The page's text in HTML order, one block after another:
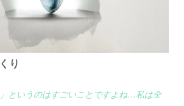
り
というのはすごいことですよね…私は全